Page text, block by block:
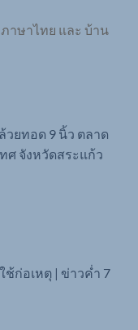
ภาษาไทย และ บ้าน
ล้วยทอด 9 นิ้ว ตลาด
ศ จังหวัดสระแก้ว
ช้ก่อเหตุ | ข่าวค่ำ 7